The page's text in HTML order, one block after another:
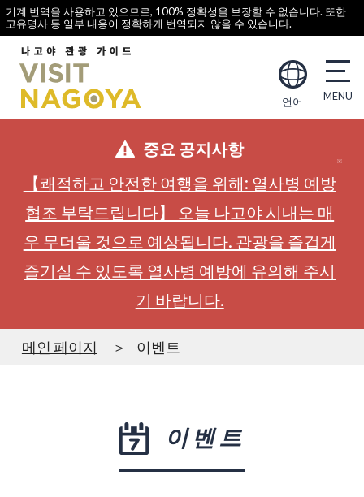
기계 번역을 사용하고 있으므로, 100% 정확성을 보장할 수 없습니다. 또한
고유명사 등 일부 내용이 정확하게 번역되지 않을 수 있습니다.
언어
중요 공지사항
【쾌적하고 안전한 여행을 위해: 열사병 예방
협조 부탁드립니다】 오늘 나고야 시내는 매
우 무더울 것으로 예상됩니다. 관광을 즐겁게
즐기실 수 있도록 열사병 예방에 유의해 주시
기 바랍니다.
메인 페이지 이벤트
이벤트